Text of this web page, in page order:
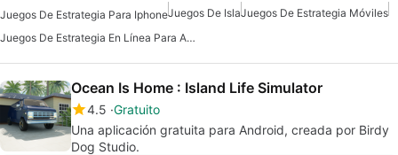
Juegos De Estrategia Para IphoneJuegos De IslaJuegos De Estrategia Móviles
Juegos De Estrategia En Línea Para Android
Ocean Is Home : Island Life Simulator
4.5 Gratuito
Una aplicación gratuita para Android, creada por Birdy
Dog Studio.